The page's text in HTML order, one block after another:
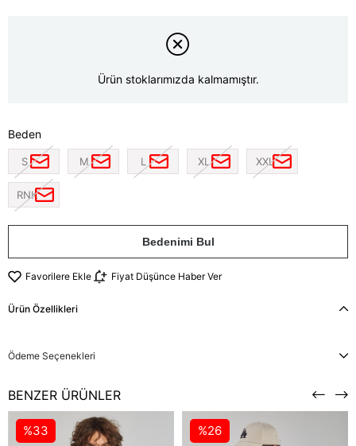
Ürün stoklarımızda kalmamıştır.
Beden
S M L XL XXL
RNK
Bedenimi Bul
Favorilere Ekle Fiyat Düşünce Haber Ver
Ürün Özellikleri
Ödeme Seçenekleri
BENZER ÜRÜNLER
%33 %26